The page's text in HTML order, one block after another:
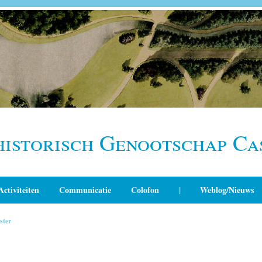
Genootschap
Communicatie Colofon | Weblog/Nieuws